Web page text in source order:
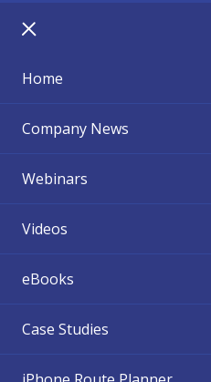
Home
Company News
Webinars
Videos
eBooks
Case Studies